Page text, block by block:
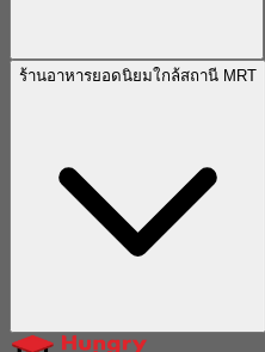
ร้านอาหารยอดนิยมใกล้สถานี MRT